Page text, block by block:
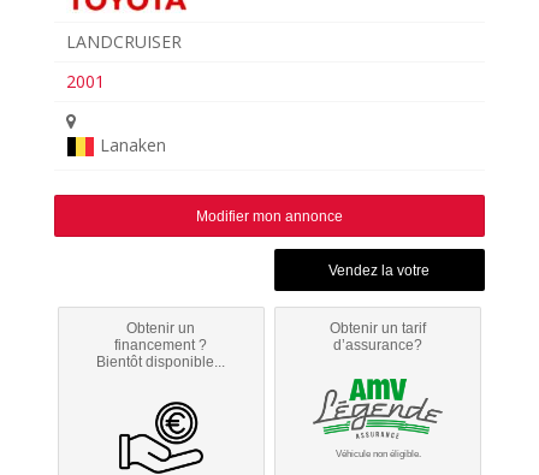
LANDCRUISER
2001
Lanaken
Modifier mon annonce
Obtenir un
financement ?
Bientôt disponible...
Obtenir un tarif
d’assurance?
Véhicule non éligible.